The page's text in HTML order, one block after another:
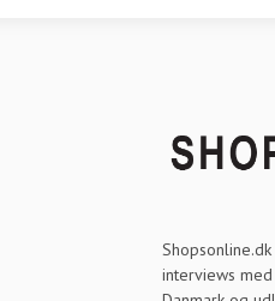
interviews